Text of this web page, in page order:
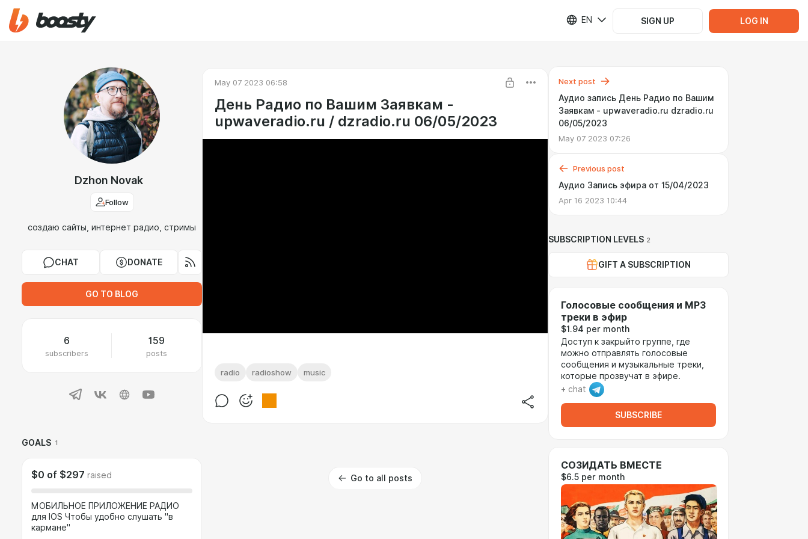
EN SIGN UP LOG IN
Dzhon Novak
Follow
создаю сайты, интернет радио, стримы
CHAT DONATE
GO TO BLOG
6
subscribers
159
posts
GOALS 1
$0 of $297 raised
МОБИЛЬНОЕ ПРИЛОЖЕНИЕ РАДИО
для IOS Чтобы удобно слушать "в
кармане"
May 07 2023 06:58
День Радио по Вашим Заявкам -
upwaveradio.ru / dzradio.ru 06/05/2023
radio radioshow music
Go to all posts
Next post
Аудио запись День Радио по Вашим
Заявкам - upwaveradio.ru dzradio.ru
06/05/2023
May 07 2023 07:26
Previous post
Аудио Запись эфира от 15/04/2023
Apr 16 2023 10:44
SUBSCRIPTION LEVELS 2
GIFT A SUBSCRIPTION
Голосовые сообщения и MP3
треки в эфир
$1.94 per month
Доступ к закрыйто группе, где
можно отправлять голосовые
сообщения и музыкальные треки,
которые прозвучат в эфире.
+ chat
SUBSCRIBE
СОЗИДАТЬ ВМЕСТЕ
$6.5 per month